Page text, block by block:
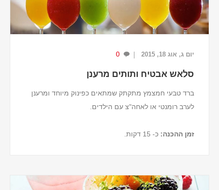
יום ג, אוג 18, 2015 0
סלאש אבטיח ותותים מרענן
ברד טבעי חמצמץ מתקתק שמתאים כפינוק מיוחד ומרענן
לערב רומנטי או לאחה"צ עם הילדים.
זמן ההכנה: כ- 15 דקות.
2 כוסות קוביות אבטיח קפואות.